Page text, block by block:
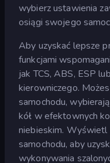
wybierz ustawienia
osiągi swojego
Aby uzyskać lepsze
funkcjami
jak TCS, ABS, ESP
kierowniczego.
samochodu,
kół w efektownych
niebieskim. Wyświetl
samochodu, aby
wykonywania